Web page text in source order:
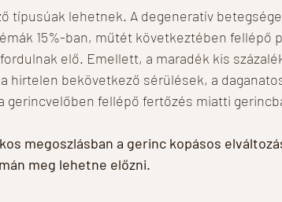
típusúak lehetnek. A degeneratív
15%-ban, műtét következtében fellépő
elő. Emellett, a maradék kis
hirtelen bekövetkező sérülések, a
gerincvelőben fellépő fertőzés miatti
megoszlásban a gerinc kopásos
meg lehetne előzni.